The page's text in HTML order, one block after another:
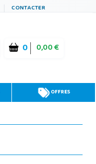
CONTACTER
0 0,00 €
OFFRES